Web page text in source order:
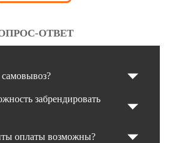
ОТВЕТ
забрендировать
оплаты возможны?